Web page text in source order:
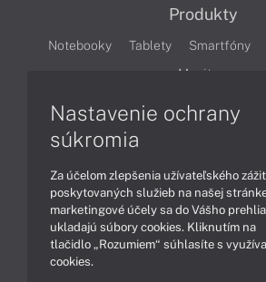
Produkty
Notebooky Tablety Smartfóny
Monitory
Technológie
Videá
Obsah
Nastavenie ochrany
súkromia
Za účelom zlepšenia užívateľského
poskytovaných služieb na našej
marketingové účely sa do Vášho
ukladajú súbory cookies. Kliknutím na
tlačidlo „Rozumiem“ súhlasíte s
cookies.